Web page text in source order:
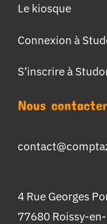
Le kiosque
Connexion à
S’inscrire à
Nous contacter
4 Rue Georges
77680 Roissy-